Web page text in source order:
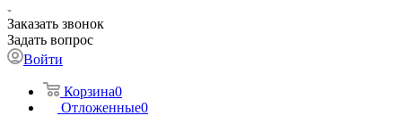
Заказать звонок
Задать вопрос
Войти
Корзина0
Отложенные0